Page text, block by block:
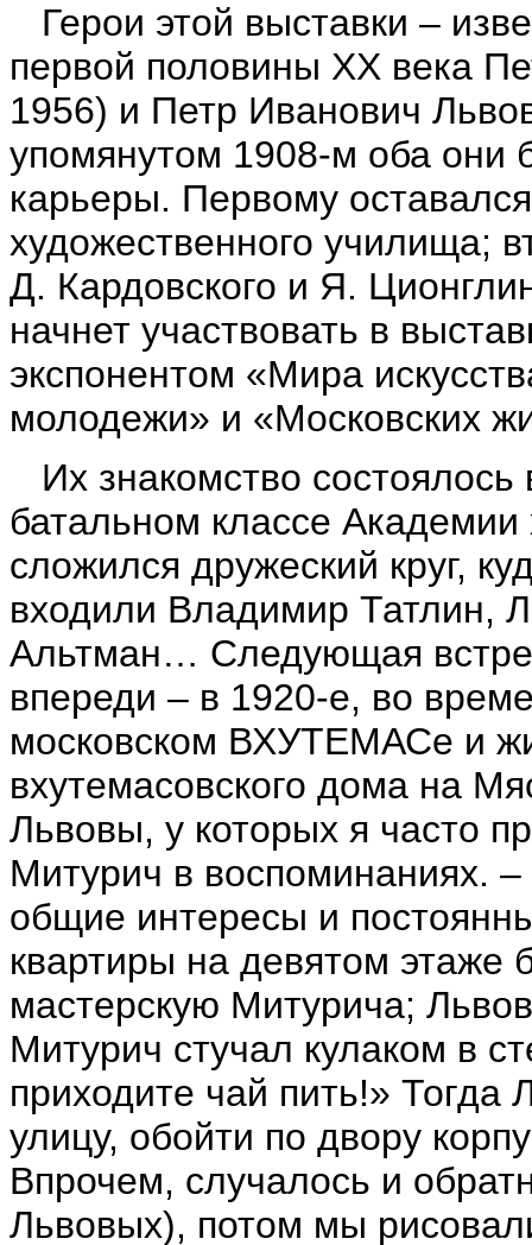
Герои этой выставки –
первой половины ХХ века
1956) и Петр Иванович
упомянутом 1908-м оба они
карьеры. Первому
художественного училища;
Д. Кардовского и Я.
начнет участвовать в
экспонентом «Мира
молодежи» и «Московских
Их знакомство
батальном классе
сложился дружеский круг,
входили Владимир Татлин,
Альтман… Следующая
впереди – в 1920-е, во
московском ВХУТЕМАСе и
вхутемасовского дома на
Львовы, у которых я часто
Митурич в воспоминаниях.
общие интересы и
квартиры на девятом этаже
мастерскую Митурича;
Митурич стучал кулаком в
приходите чай пить!» Тогда
улицу, обойти по двору
Впрочем, случалось и
Львовых), потом мы